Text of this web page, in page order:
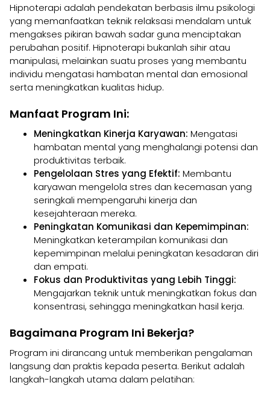
Hipnoterapi adalah pendekatan berbasis ilmu psikologi
yang memanfaatkan teknik relaksasi mendalam untuk
mengakses pikiran bawah sadar guna menciptakan
perubahan positif. Hipnoterapi bukanlah sihir atau
manipulasi, melainkan suatu proses yang membantu
individu mengatasi hambatan mental dan emosional
serta meningkatkan kualitas hidup.
Manfaat Program Ini:
Meningkatkan Kinerja Karyawan: Mengatasi
hambatan mental yang menghalangi potensi dan
produktivitas terbaik.
Pengelolaan Stres yang Efektif: Membantu
karyawan mengelola stres dan kecemasan yang
seringkali mempengaruhi kinerja dan
kesejahteraan mereka.
Peningkatan Komunikasi dan Kepemimpinan:
Meningkatkan keterampilan komunikasi dan
kepemimpinan melalui peningkatan kesadaran diri
dan empati.
Fokus dan Produktivitas yang Lebih Tinggi:
Mengajarkan teknik untuk meningkatkan fokus dan
konsentrasi, sehingga meningkatkan hasil kerja.
Bagaimana Program Ini Bekerja?
Program ini dirancang untuk memberikan pengalaman
langsung dan praktis kepada peserta. Berikut adalah
langkah-langkah utama dalam pelatihan: